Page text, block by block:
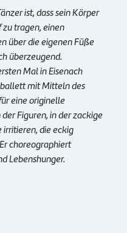
ist, dass sein Körper
tragen, einen
über die eigenen Füße
überzeugend.
Mal in Eisenach
mit Mitteln des
eine originelle
Figuren, in der zackige
irritieren, die eckig
choreographiert
Lebenshunger.